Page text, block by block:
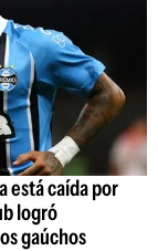
está caída por
logró
gaúchos